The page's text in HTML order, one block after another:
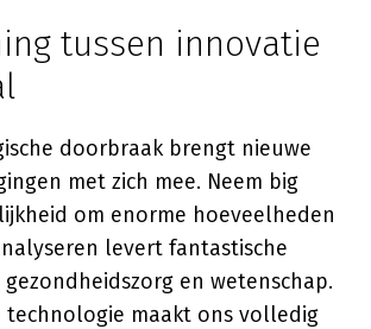
tussen innovatie
doorbraak brengt nieuwe
met zich mee. Neem big
om enorme hoeveelheden
levert fantastische
en wetenschap.
technologie maakt ons volledig